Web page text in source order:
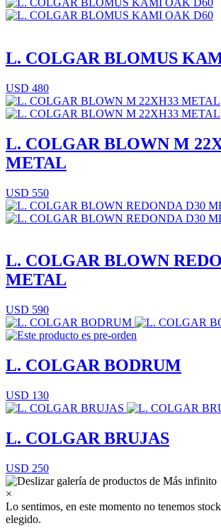
L. COLGAR BLOMUS
USD 480
L. COLGAR BLOWN M
METAL
USD 550
L. COLGAR BLOWN
METAL
USD 590
L. COLGAR BODRUM
USD 130
L. COLGAR BRUJAS
USD 250
×
Lo sentimos, en este momento no tenemos
elegido.